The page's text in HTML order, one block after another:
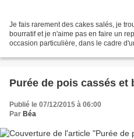
Je fais rarement des cakes salés, je
bourratif et je n'aime pas en faire un
occasion particulière, dans le cadre
Purée de pois cassés et
Publié le 07/12/2015 à 06:00
Par Béa